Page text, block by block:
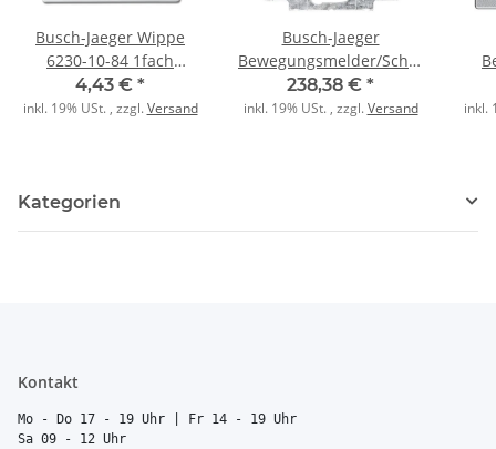
Busch-Jaeger Wippe
6230-10-84 1fach
studioweiß
4,43 € *
inkl. 19% USt. , zzgl.Versand
Busch-Jaeger
Bewegungsmelder/Schaltaktor
6215/1.1-914-WL 1fach
alpinweiß
238,38 € *
inkl. 19% USt. , zzgl.Versand inkl.
Kategorien
Kontakt
Mo - Do 17 - 19 Uhr | Fr 14 - 19 Uhr
Sa 09 - 12 Uhr